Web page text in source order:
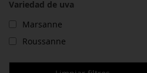
Variedad de uva
Marsanne
Roussanne